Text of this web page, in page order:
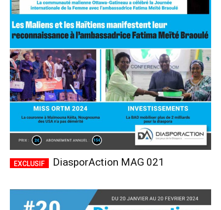
DiasporAction MAG 021